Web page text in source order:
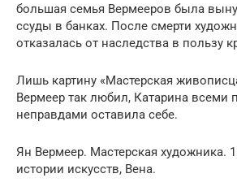
большая семья Вермееров была
ссуды в банках. После смерти
отказалась от наследства в пользу
Лишь картину «Мастерская
Вермеер так любил, Катарина всеми
неправдами оставила себе.
Ян Вермеер. Мастерская художника.
истории искусств, Вена.